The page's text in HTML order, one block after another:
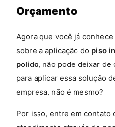
Orçamento
Agora que você já
sobre a aplicação do piso
polido, não pode deixar de
para aplicar essa solução
empresa, não é mesmo?
Por isso, entre em contato